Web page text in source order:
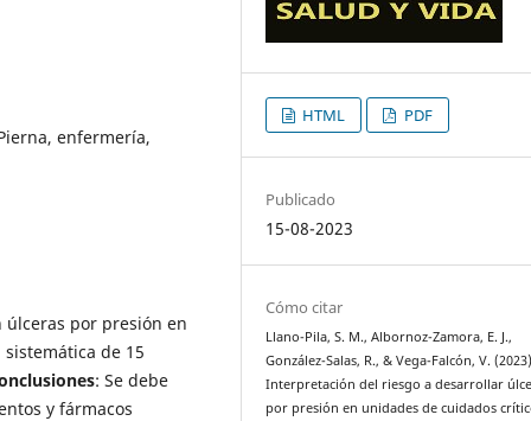
enfermería,
por presión en
sistemática de 15
: Se debe
y fármacos
HTML PDF
Publicado
15-08-2023
Cómo citar
Llano-Pila, S. M., Albornoz-Zamora, E. J.,
González-Salas, R., & Vega-Falcón, V.
Interpretación del riesgo a desarrollar
por presión en unidades de cuidados